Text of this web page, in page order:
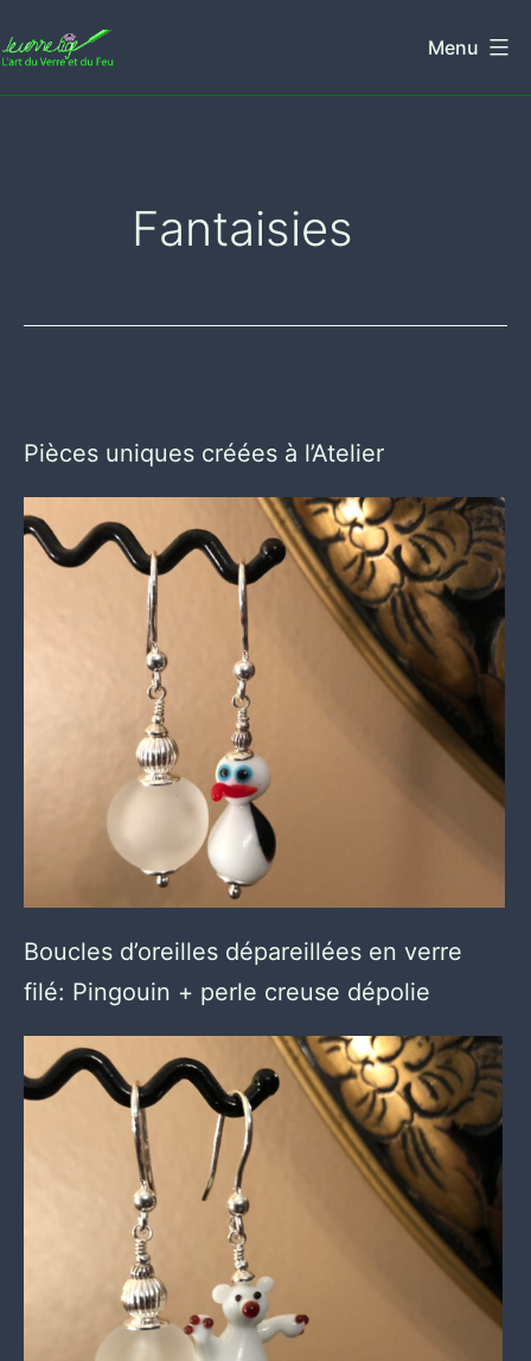
au
contenu
Menu
Fantaisies
Pièces uniques créées à l’Atelier
Boucles d’oreilles dépareillées en verre
filé: Pingouin + perle creuse dépolie